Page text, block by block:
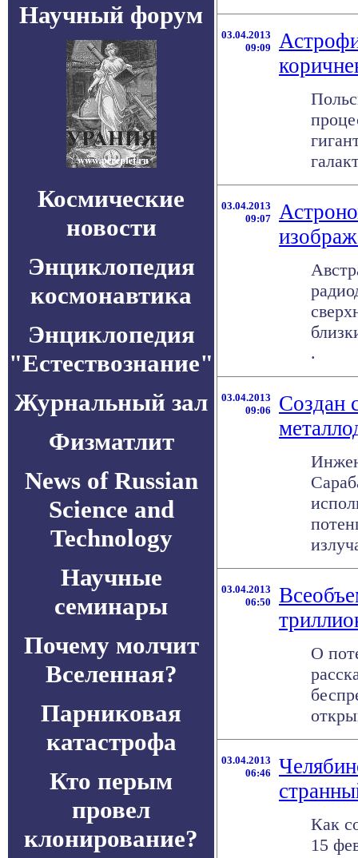
Научный форум
Космические
новости
Энциклопедия
космонавтика
Энциклопедия
"Естествознание"
Журнальный зал
Физматлит
News of Russian
Science and
Technology
Научные
семинары
Почему молчит
Вселенная?
Парниковая
катастрофа
Кто перым
провел
клонирование?
03.04.2013
09:09
03.04.2013
09:07
.
03.04.2013
09:06
Создан
03.04.2013
06:50
О
03.04.2013
06:46
Как
15